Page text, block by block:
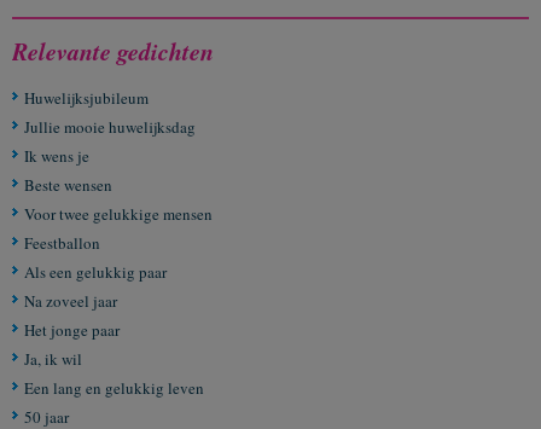
Relevante gedichten
Huwelijksjubileum
Jullie mooie huwelijksdag
Ik wens je
Beste wensen
Voor twee gelukkige mensen
Feestballon
Als een gelukkig paar
Na zoveel jaar
Het jonge paar
Ja, ik wil
Een lang en gelukkig leven
50 jaar